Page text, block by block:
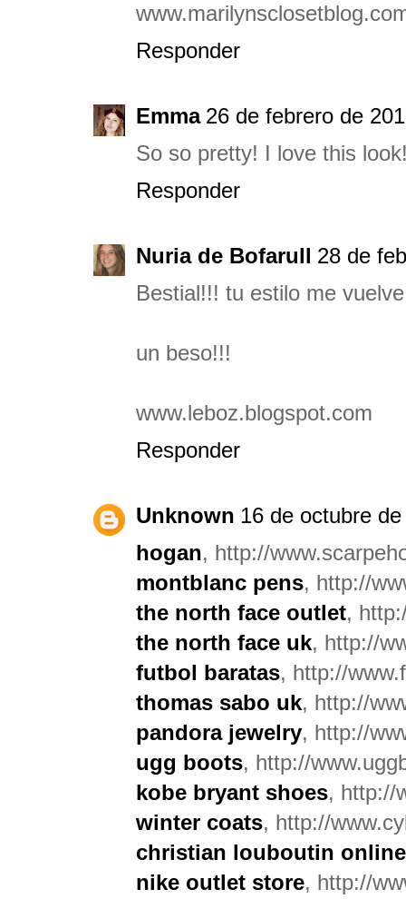
Responder
Emma 26 de febrero de
So so pretty! I love this
Responder
Nuria de Bofarull 28 de
Bestial!!! tu estilo me
un beso!!!
www.leboz.blogspot.com
Responder
Unknown 16 de octubre
hogan, http://
montblanc pens, http://
the north face outlet,
the north face uk, http://
futbol baratas, http://
thomas sabo uk, http://
pandora jewelry, http://
ugg boots, http://
kobe bryant shoes, http://
winter coats, http://
christian louboutin online
nike outlet store, http://